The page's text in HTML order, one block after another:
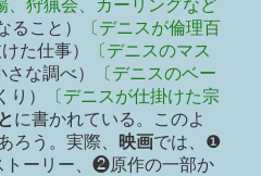
、狩猟会、カーリングなど
ること）
〔デニスが倫理百
た仕事）
〔デニスのマス
な調べ）
〔デニスのベー
り）
〔デニスが仕掛けた宗
に書かれている。このよ
ろう。実際、 映画では、❶
トーリー、❷原作の一部か